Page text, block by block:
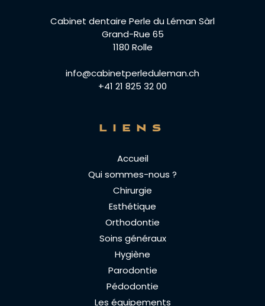
Cabinet dentaire Perle du Léman Sàrl
Grand-Rue 65
1180 Rolle
info@cabinetperleduleman.ch
+41 21 825 32 00
LIENS
Accueil
Qui sommes-nous ?
Chirurgie
Esthétique
Orthodontie
Soins généraux
Hygiène
Parodontie
Pédodontie
Les équipements